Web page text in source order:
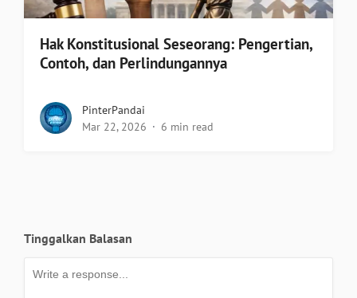
Hak Konstitusional Seseorang: Pengertian,
Contoh, dan Perlindungannya
PinterPandai
Mar 22, 2026
6 min read
Tinggalkan Balasan